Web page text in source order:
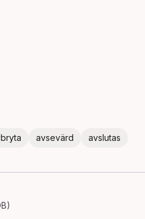
avsevärd avslutas